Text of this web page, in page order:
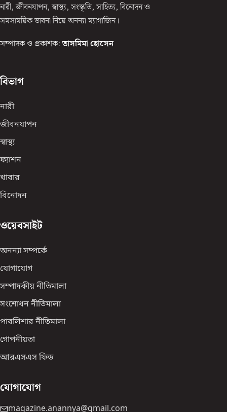
নারী, জীবনযাপন, স্বাস্থ্য, সংস্কৃতি, সাহিত্য, বিনোদন ও
সমসাময়িক ভাবনা নিয়ে অনন্যা ম্যাগাজিন।
সম্পাদক ও প্রকাশক: তাসমিমা হোসেন
বিভাগ
নারী
জীবনযাপন
স্বাস্থ্য
ফ্যাশন
খাবার
বিনোদন
ওয়েবসাইট
অনন্যা সম্পর্কে
যোগাযোগ
সম্পাদকীয় নীতিমালা
সংশোধন নীতিমালা
পাবলিশার নীতিমালা
গোপনীয়তা
আরএসএস ফিড
যোগাযোগ
magazine.anannya@gmail.com